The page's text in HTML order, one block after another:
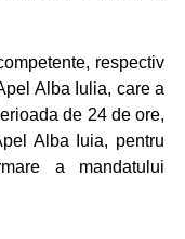
respectiv
Alba Iulia, care a
de 24 de ore,
Alba Iuia, pentru
a mandatului